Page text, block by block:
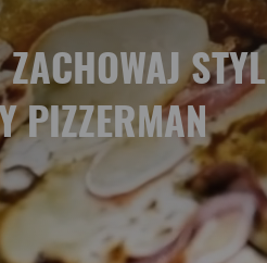
STYL
PIZZERMAN